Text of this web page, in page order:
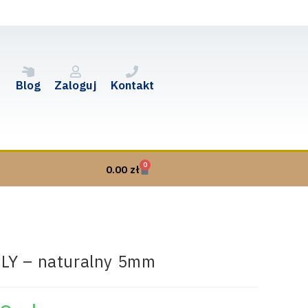
Blog Zaloguj Kontakt
0.00 zł 0
– naturalny 5mm